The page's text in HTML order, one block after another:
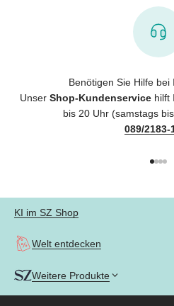
Benötigen Sie Hilfe bei
Unser Shop-Kundenservicehilft
bis 20 Uhr (samstags
089/2183-
KI im SZ Shop
Welt entdecken
Weitere Produkte